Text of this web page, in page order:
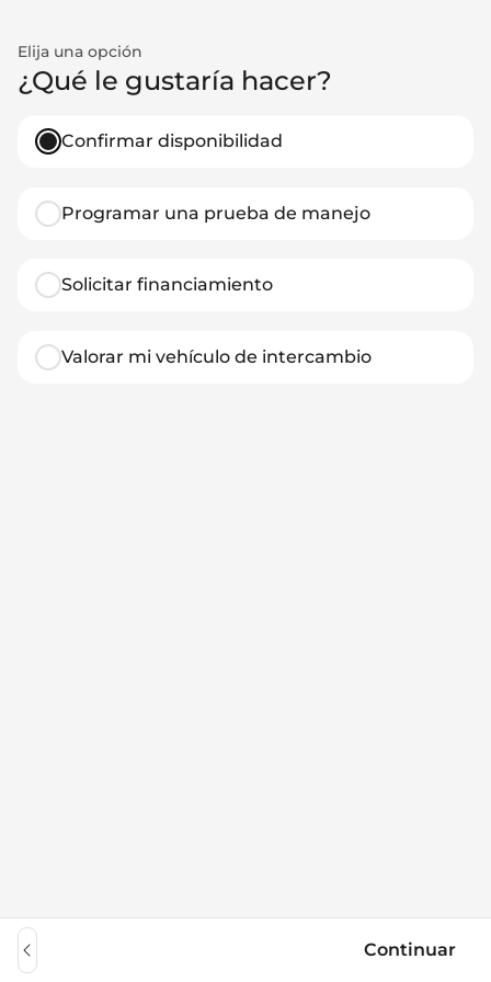
Elija una opción
¿Qué le gustaría hacer?
Confirmar disponibilidad
Programar una prueba de manejo
Solicitar financiamiento
Valorar mi vehículo de intercambio
Continuar